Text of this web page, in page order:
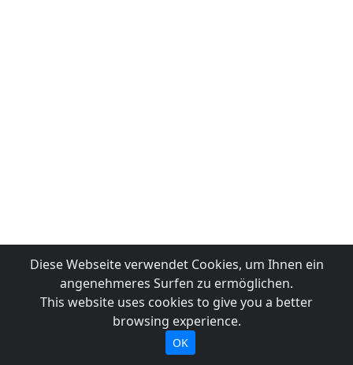
Diese Webseite verwendet Cookies, um Ihnen ein
angenehmeres Surfen zu ermöglichen.
This website uses cookies to give you a better
browsing experience.
OK